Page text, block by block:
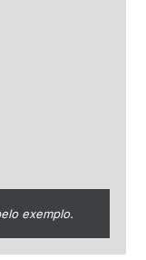
exemplo.